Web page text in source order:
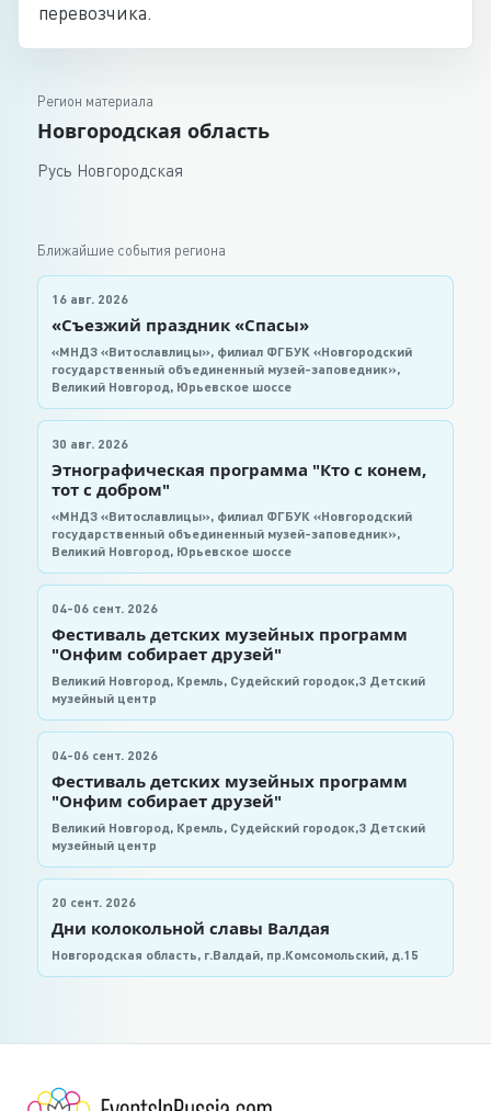
перевозчика.
Регион материала
Новгородская область
Русь Новгородская
Ближайшие события региона
16 авг. 2026
«Съезжий праздник «Спасы»
«МНДЗ «Витославлицы», филиал ФГБУК «Новгородский
государственный объединенный музей-заповедник»,
Великий Новгород, Юрьевское шоссе
30 авг. 2026
Этнографическая программа "Кто с конем,
тот с добром"
«МНДЗ «Витославлицы», филиал ФГБУК «Новгородский
государственный объединенный музей-заповедник»,
Великий Новгород, Юрьевское шоссе
04-06 сент. 2026
Фестиваль детских музейных программ
"Онфим собирает друзей"
Великий Новгород, Кремль, Судейский городок,3 Детский
музейный центр
04-06 сент. 2026
Фестиваль детских музейных программ
"Онфим собирает друзей"
Великий Новгород, Кремль, Судейский городок,3 Детский
музейный центр
20 сент. 2026
Дни колокольной славы Валдая
Новгородская область, г.Валдай, пр.Комсомольский, д.15